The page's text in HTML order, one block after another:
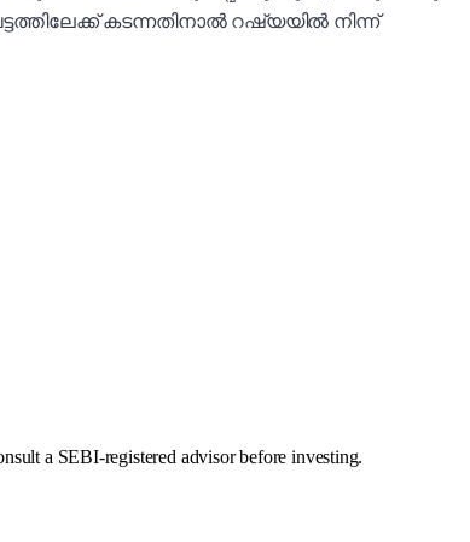
കടന്നതിനാൽ റഷ്യയിൽ നിന്ന്
a SEBI-registered advisor before investing.